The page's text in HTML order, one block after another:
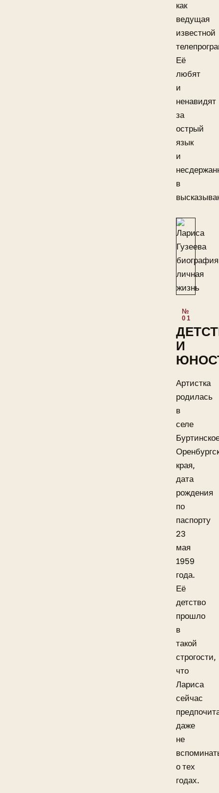
как
ведущая
известной
Её
любят
и
ненавидят
за
острый
язык
и
в
И
Артистка
родилась
в
селе
края,
дата
рождения
по
паспорту
23
мая
1959
года.
Её
детство
прошло
в
такой
строгости,
что
Лариса
сейчас
даже
не
о тех
годах.